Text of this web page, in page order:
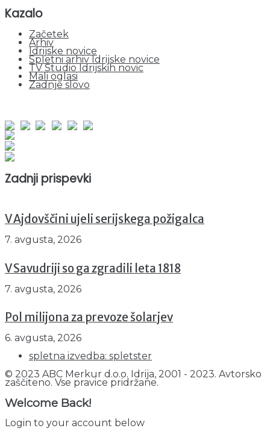
Kazalo
Začetek
Arhiv
Idrijske novice
Spletni arhiv Idrijske novice
TV Studio Idrijskih novic
Mali oglasi
Zadnje slovo
Zadnji prispevki
V Ajdovščini ujeli serijskega požigalca
7. avgusta, 2026
V Savudriji so ga zgradili leta 1818
7. avgusta, 2026
Pol milijona za prevoze šolarjev
6. avgusta, 2026
spletna izvedba: spletster
© 2023 ABC Merkur d.o.o. Idrija, 2001 - 2023. Avtorsko
zaščiteno. Vse pravice pridržane.
Welcome Back!
Login to your account below